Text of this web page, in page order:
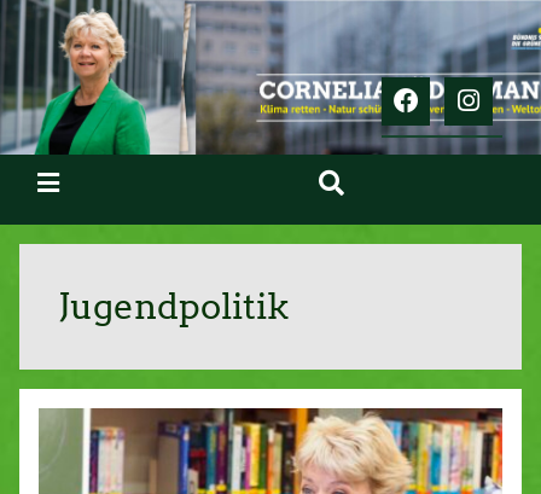
Jugendpolitik